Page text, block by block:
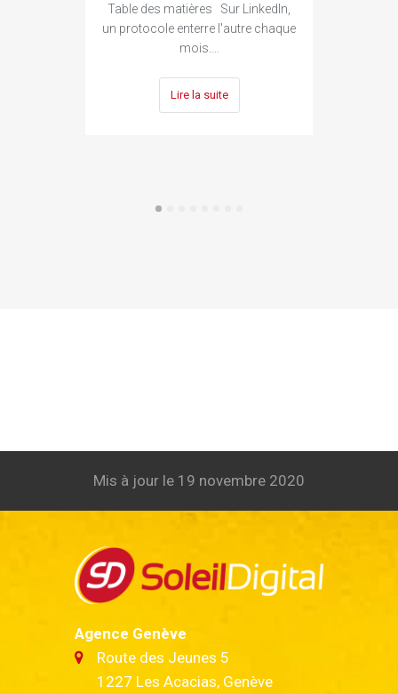
Table des matières Sur LinkedIn,
un protocole enterre l'autre chaque
mois.…
Lire la suite
Mis à jour le 19 novembre 2020
Agence Genève
Route des Jeunes 5
1227 Les Acacias, Genève